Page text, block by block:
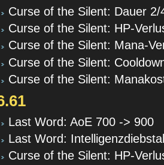
Curse of the Silent: Dauer
Curse of the Silent: HP-
Curse of the Silent: Mana-
Curse of the Silent:
Curse of the Silent:
Last Word: AoE 700 -> 900
Last Word:
Curse of the Silent: HP-